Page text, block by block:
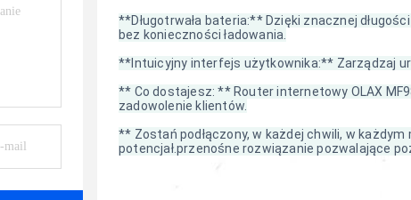
**Długotrwała bateria:** Dzięki znacznej
bez konieczności ładowania.
**Intuicyjny interfejs użytkownika:** Zarządzaj
** Co dostajesz: ** Router internetowy OLAX
zadowolenie klientów.
** Zostań podłączony, w każdej chwili, w
potencjał.przenośne rozwiązanie pozwalające